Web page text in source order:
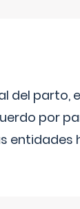
del parto,
por